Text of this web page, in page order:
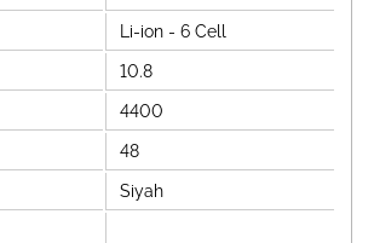
Li-ion - 6 Cell
10.8
4400
48
Siyah